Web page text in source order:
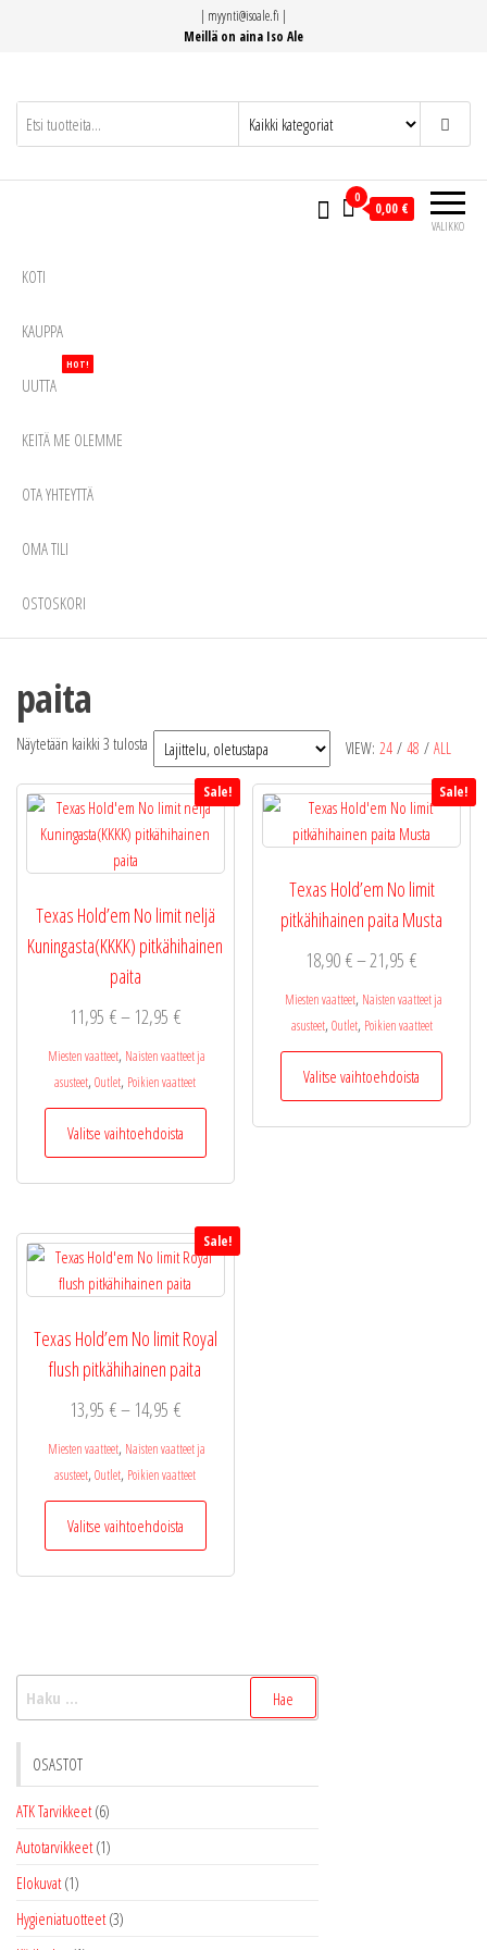
| myynti@isoale.fi |
Meillä on aina Iso Ale
VALIKKO
0
0,00 €
KOTI
KAUPPA
UUTTA
HOT!
KEITÄ ME OLEMME
OTA YHTEYTTÄ
OMA TILI
OSTOSKORI
paita
VIEW: 24 / 48 / ALL
Näytetään kaikki 3 tulosta
Sale!
Texas Hold’em No limit neljä
Kuningasta(KKKK) pitkähihainen
paita
11,95 €– 12,95 €Hintaluokka:
11,95 €
-
12,95 €
Miesten vaatteet, Naisten vaatteet ja
asusteet, Outlet, Poikien vaatteet
Valitse vaihtoehdoista
Tällä
Voit
valinnat
sivulla.
Sale!
Texas Hold’em No limit
pitkähihainen paita Musta
18,90€–21,95€
18,90 €
-
21,95 €
Miesten vaatteet, Naisten vaatteet ja
asusteet, Outlet, Poikien vaatteet
Valitse vaihtoehdoista
Tällä
Sale!
Texas Hold’em No limit Royal
flush pitkähihainen paita
13,95 €– 14,95 €Hintaluokka:
13,95 €
-
14,95 €
Miesten vaatteet, Naisten vaatteet ja
asusteet, Outlet, Poikien vaatteet
Valitse vaihtoehdoista
Tällä
tuotteen
OSASTOT
ATK Tarvikkeet (6)
Autotarvikkeet (1)
Elokuvat (1)
Hygieniatuotteet (3)